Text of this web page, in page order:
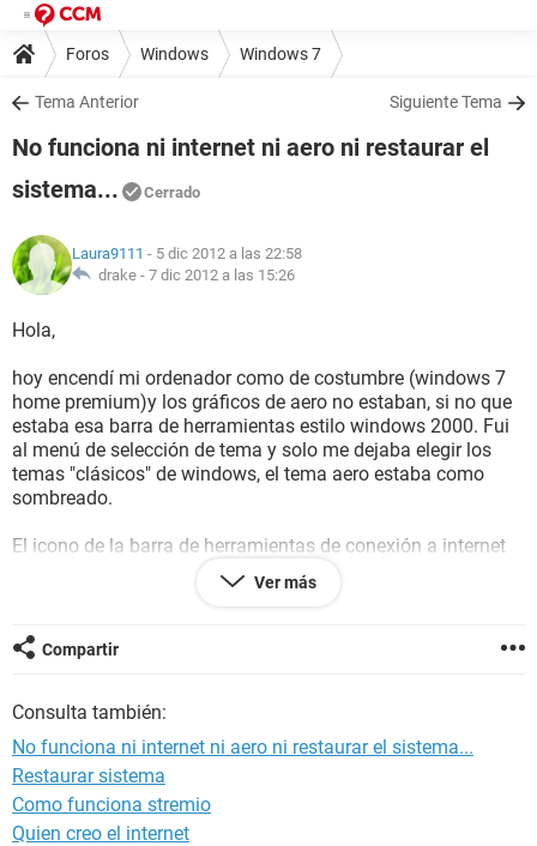
Foros Windows Windows 7
Tema Anterior Siguiente Tema
No funciona ni internet ni aero ni restaurar el
sistema...
Cerrado
Laura9111 - 5 dic 2012 a las 22:58
drake - 7 dic 2012 a las 15:26
Hola,
hoy encendí mi ordenador como de costumbre (windows 7
home premium)y los gráficos de aero no estaban, si no que
estaba esa barra de herramientas estilo windows 2000. Fui
al menú de selección de tema y solo me dejaba elegir los
temas "clásicos" de windows, el tema aero estaba como
sombreado.
El icono de la barra de herramientas de conexión a internet
no está, y no me puedo conectar a internet (estoy
escribiendo desde Ubuntu en el mismo ordenador), en
no se puede arrancar... En resumen, no funciona nada.
Además, si miro los procesos abiertos hay realmente pocos,
el ordenador (de hecho el pc arranca ahora mas rápido que
nunca).
¿Cual puede ser el problema? Muchas gracias por
anticipado :)
Ver más
Compartir
Consulta también:
No funciona ni internet ni aero ni restaurar el sistema...
Restaurar sistema
Como funciona stremio
Quien creo el internet